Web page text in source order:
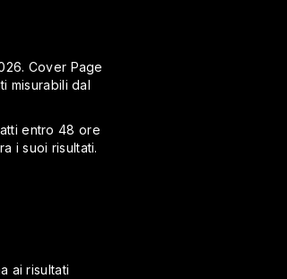
Cover Page
misurabili dal
entro 48 ore
i suoi risultati.
ai risultati